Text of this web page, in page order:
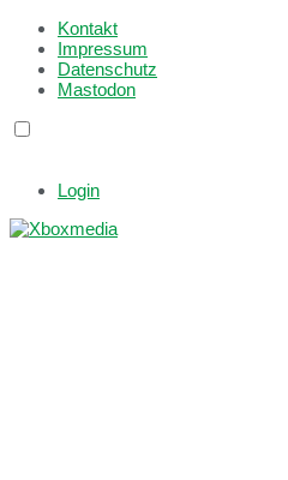
Kontakt
Impressum
Datenschutz
Mastodon
Login